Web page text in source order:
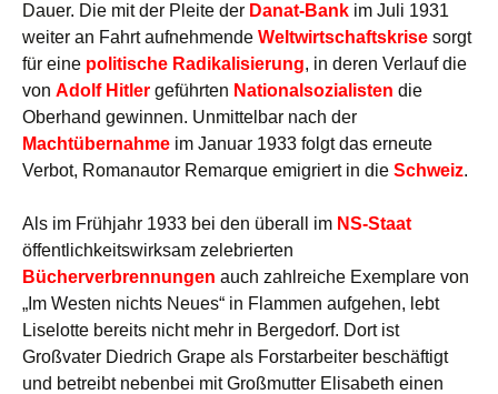
Dauer. Die mit der Pleite der Danat-Bank im Juli 1931
weiter an Fahrt aufnehmende Weltwirtschaftskrise sorgt
für eine politische Radikalisierung, in deren Verlauf die
von Adolf Hitler geführten Nationalsozialisten die
Oberhand gewinnen. Unmittelbar nach der
Machtübernahme im Januar 1933 folgt das erneute
Verbot, Romanautor Remarque emigriert in die Schweiz.
Als im Frühjahr 1933 bei den überall im NS-Staat
öffentlichkeitswirksam zelebrierten
Bücherverbrennungen auch zahlreiche Exemplare von
„Im Westen nichts Neues“ in Flammen aufgehen, lebt
Liselotte bereits nicht mehr in Bergedorf. Dort ist
Großvater Diedrich Grape als Forstarbeiter beschäftigt
und betreibt nebenbei mit Großmutter Elisabeth einen